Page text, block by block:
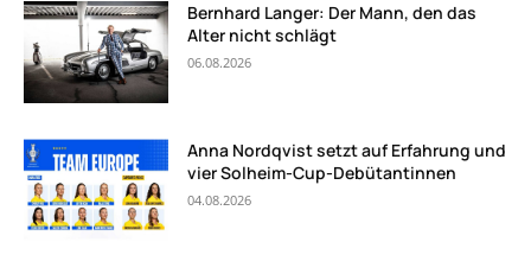
Bernhard Langer: Der Mann, den das
Alter nicht schlägt
06.08.2026
Anna Nordqvist setzt auf Erfahrung und
vier Solheim-Cup-Debütantinnen
04.08.2026